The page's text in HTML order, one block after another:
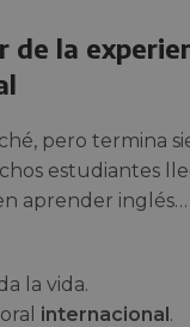
de la
pero termina
estudiantes
aprender
la vida.
internacional.